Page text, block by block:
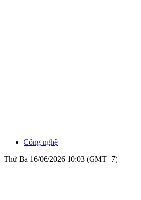
Công nghệ
Thứ Ba 16/06/2026 10:03 (GMT+7)